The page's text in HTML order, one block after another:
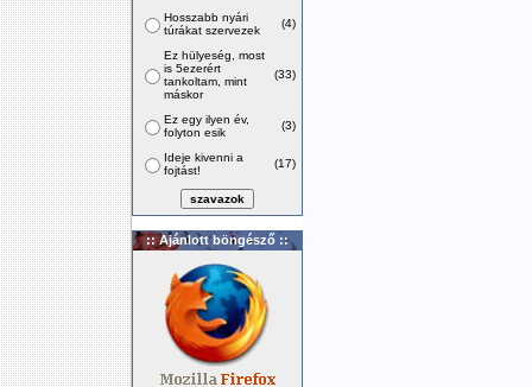
Hosszabb nyári
túrákat szervezek
(4)
Ez hülyeség, most
is 5ezerért
tankoltam, mint
máskor
(33)
Ez egy ilyen év,
folyton esik
(3)
Ideje kivenni a
fojtást!
(17)
:: Ajánlott böngésző ::